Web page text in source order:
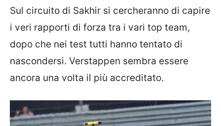
Sul circuito di Sakhir si cercheranno di capire
i veri rapporti di forza tra i vari top team,
dopo che nei test tutti hanno tentato di
nascondersi. Verstappen sembra essere
ancora una volta il più accreditato.